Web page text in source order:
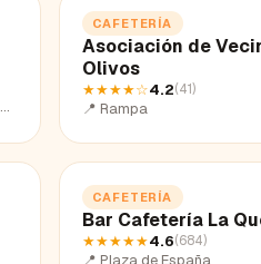
CAFETERÍA
Asociación de
Olivos
★★★★☆4.2(41)
📍 Rampa
CAFETERÍA
Bar Cafetería La
★★★★★4.6(684)
📍 Plaza de España